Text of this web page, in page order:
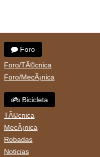
Foro
Foro/TÃ©cnica
Foro/MecÃ¡nica
Bicicleta
TÃ©cnica
MecÃ¡nica
Robadas
Noticias